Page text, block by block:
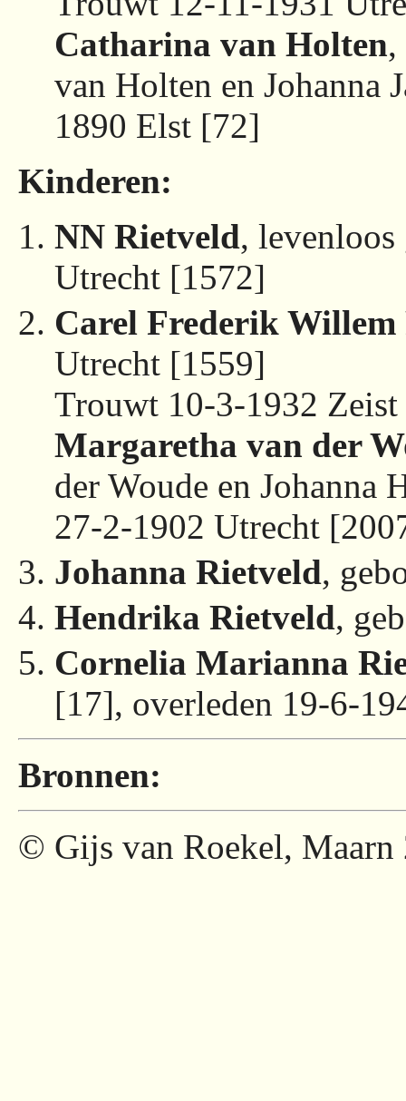
Catharina van Holten,
van Holten en Johanna
1890 Elst [72]
Kinderen:
NN Rietveld,
Utrecht [1572]
Carel Frederik Willem
Utrecht [1559]
Trouwt 10-3-1932
Margaretha van der
der Woude en Johanna
27-2-1902 Utrecht
Johanna Rietveld,
Hendrika Rietveld,
Cornelia Marianna
[17], overleden 19-6-
Bronnen:
© Gijs van Roekel, Maarn